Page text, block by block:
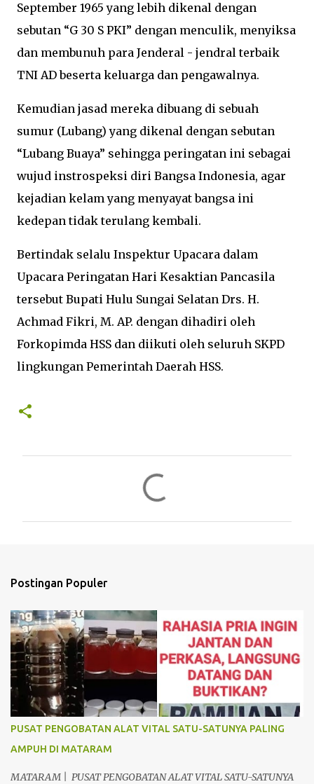
September 1965 yang lebih dikenal dengan
sebutan “G 30 S PKI” dengan menculik, menyiksa
dan membunuh para Jenderal - jendral terbaik
TNI AD beserta keluarga dan pengawalnya.
Kemudian jasad mereka dibuang di sebuah
sumur (Lubang) yang dikenal dengan sebutan
“Lubang Buaya” sehingga peringatan ini sebagai
wujud instrospeksi diri Bangsa Indonesia, agar
kejadian kelam yang menyayat bangsa ini
kedepan tidak terulang kembali.
Bertindak selalu Inspektur Upacara dalam
Upacara Peringatan Hari Kesaktian Pancasila
tersebut Bupati Hulu Sungai Selatan Drs. H.
Achmad Fikri, M. AP. dengan dihadiri oleh
Forkopimda HSS dan diikuti oleh seluruh SKPD
lingkungan Pemerintah Daerah HSS.
r
Postingan Populer
PUSAT PENGOBATAN ALAT VITAL SATU-SATUNYA PALING
AMPUH DI MATARAM
MATARAM | PUSAT PENGOBATAN ALAT VITAL SATU-SATUNYA